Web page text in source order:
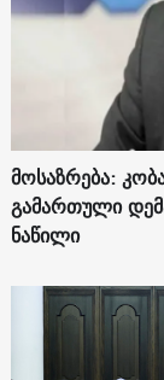
მოსაზრება:
გამართული
ნაწილი